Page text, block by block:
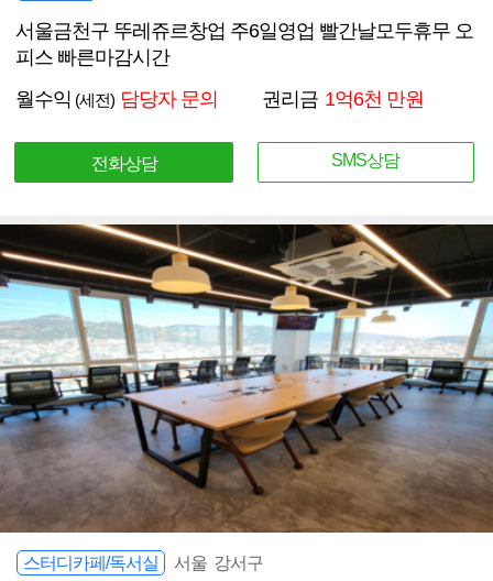
서울금천구 뚜레쥬르창업 주6일영업 빨간날모두휴무 오
피스 빠른마감시간
월수익 (세전) 담당자 문의 권리금 1억6천 만원
전화상담 SMS상담
스터디카페/독서실 서울 강서구